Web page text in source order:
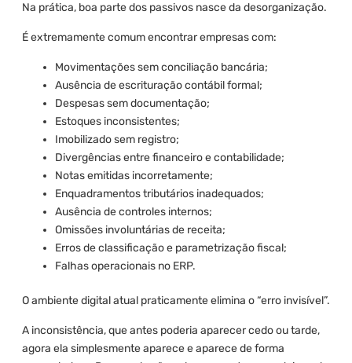
Na prática, boa parte dos passivos nasce da desorganização.
É extremamente comum encontrar empresas com:
Movimentações sem conciliação bancária;
Ausência de escrituração contábil formal;
Despesas sem documentação;
Estoques inconsistentes;
Imobilizado sem registro;
Divergências entre financeiro e contabilidade;
Notas emitidas incorretamente;
Enquadramentos tributários inadequados;
Ausência de controles internos;
Omissões involuntárias de receita;
Erros de classificação e parametrização fiscal;
Falhas operacionais no ERP.
O ambiente digital atual praticamente elimina o “erro invisível”.
A inconsistência, que antes poderia aparecer cedo ou tarde,
agora ela simplesmente aparece e aparece de forma